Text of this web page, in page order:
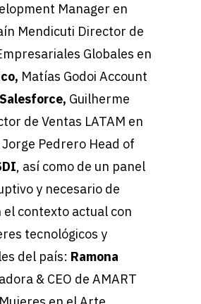
Manager en
Mendicuti Director de
Globales en
Matías Godoi Account
Salesforce, Guilherme
de Ventas LATAM en
Jorge Pedrero Head of
, así como de un panel
y necesario de
el contexto actual con
tecnológicos y
del país: Ramona
& CEO de AMART